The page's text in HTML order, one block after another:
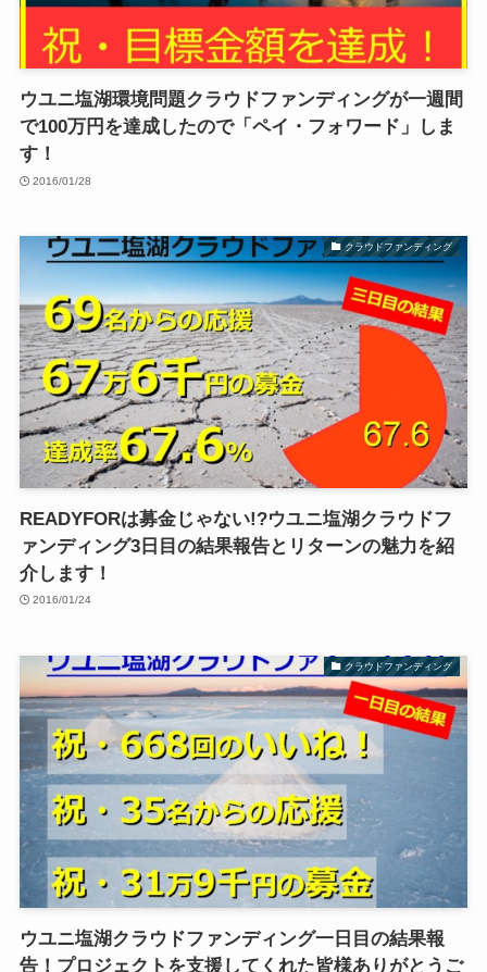
ウユニ塩湖環境問題クラウドファンディングが一週間
で100万円を達成したので「ペイ・フォワード」しま
す！
2016/01/28
クラウドファンディング
READYFORは募金じゃない!?ウユニ塩湖クラウドフ
ァンディング3日目の結果報告とリターンの魅力を紹
介します！
2016/01/24
クラウドファンディング
ウユニ塩湖クラウドファンディング一日目の結果報
告！プロジェクトを支援してくれた皆様ありがとうご